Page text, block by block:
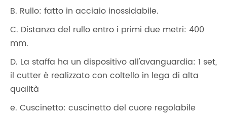
B. Rullo: fatto in acciaio inossidabile.
C. Distanza del rullo entro i primi due metri: 400
mm.
D. La staffa ha un dispositivo all'avanguardia: 1 set,
il cutter è realizzato con coltello in lega di alta
qualità
e. Cuscinetto: cuscinetto del cuore regolabile